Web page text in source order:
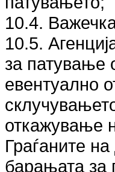
10.4.
10.5.
за патување
евентуално
откажување
Граѓаните
барањата за